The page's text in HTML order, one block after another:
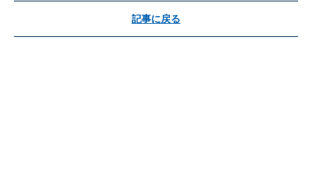
記事に戻る